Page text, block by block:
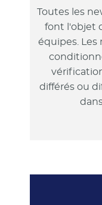
Toutes les
font l'objet
équipes.
différés ou